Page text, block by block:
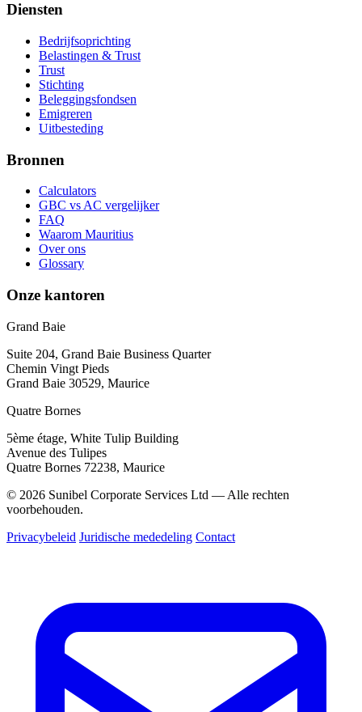
Diensten
Bedrijfsoprichting
Belastingen & Trust
Trust
Stichting
Beleggingsfondsen
Emigreren
Uitbesteding
Bronnen
Calculators
GBC vs AC vergelijker
FAQ
Waarom Mauritius
Over ons
Glossary
Onze kantoren
Grand Baie
Suite 204, Grand Baie Business Quarter
Chemin Vingt Pieds
Grand Baie 30529, Maurice
Quatre Bornes
5ème étage, White Tulip Building
Avenue des Tulipes
Quatre Bornes 72238, Maurice
© 2026 Sunibel Corporate Services Ltd — Alle rechten
voorbehouden.
Privacybeleid Juridische mededeling Contact